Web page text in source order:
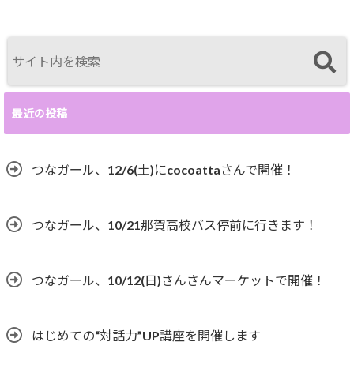
最近の投稿
つなガール、12/6(土)にcocoattaさんで開催！
つなガール、10/21那賀高校バス停前に行きます！
つなガール、10/12(日)さんさんマーケットで開催！
はじめての“対話力”UP講座を開催します